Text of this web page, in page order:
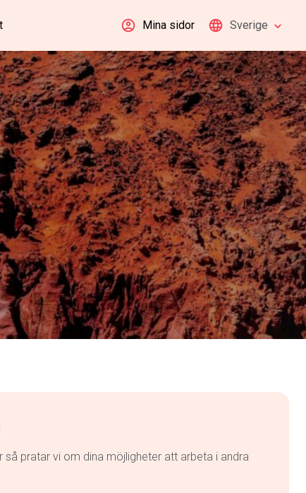
Mina sidor Sverige
så pratar vi om dina möjligheter att arbeta i andra